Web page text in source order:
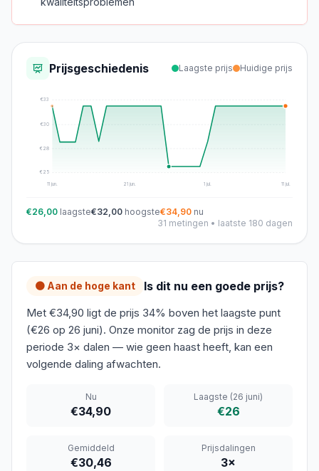
Prijsgeschiedenis Laagste prijs Huidige prijs
€ 25
€ 28
€30
€33
11 jun. 21 jun. 1 jul. 11 jul.
€26,00 laagste€32,00 hoogste€34,90 nu
31 metingen • laatste 180 dagen
🟠 Aan de hoge kant Is dit nu een goede prijs?
Met €34,90 ligt de prijs 34% boven het laagste punt
(€26 op 26 juni). Onze monitor zag de prijs in deze
periode 3× dalen — wie geen haast heeft, kan een
volgende daling afwachten.
Nu
€34,90
Laagste (26 juni)
€26
Gemiddeld
€30,46
Prijsdalingen
3×